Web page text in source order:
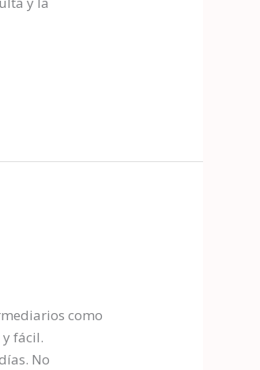
como
fácil.
No